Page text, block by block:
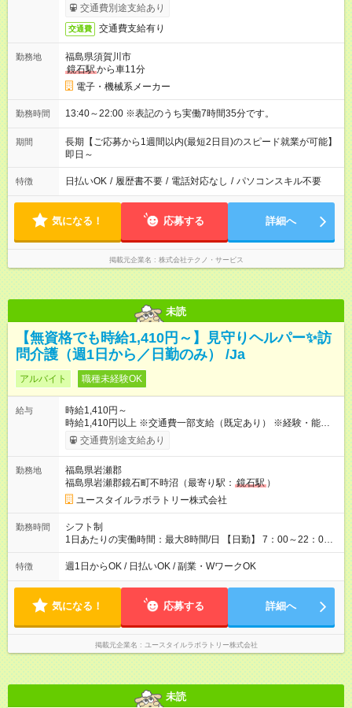
交通費別途支給あり
交通費 交通費支給有り
勤務地
福島県須賀川市
鏡石駅から車11分
電子・機械系メーカー
勤務時間 13:40～22:00 ※表記のうち実働7時間35分です。
期間
長期【ご応募から1週間以内(最短2日目)のスピード就業が可能】
即日～
特徴 日払いOK / 履歴書不要 / 電話対応なし / パソコンスキル不要
気になる！ 応募する 詳細へ
掲載元企業名 株式会社テクノ・サービス
未読
【無資格でも時給1,410円～】見守りヘルパー✨訪
問介護（週1日から／日勤のみ） /Ja
アルバイト 職種未経験OK
給与
時給1,410円～
時給1,410円以上 ※交通費一部支給（既定あり） ※経験・能力を
考慮して決定します 【収入例】 週1回勤務の場合：1,410円×8時
間×4回=4万5,120円 週3回勤務の場合：1,410円×8時間×12回
5,600円 【試用期間】試用期間あり 試用期間の長さ：2ヶ月
※ 雇用形態と給与に、本採用時と異なる部分があります。 雇用
形態：本採用時と同じです。 給与：時給 1,040円以上
交通費別途支給あり
勤務地
福島県岩瀬郡
福島県岩瀬郡鏡石町不時沼（最寄り駅： 鏡石駅 ）
ユースタイルラボラトリー株式会社
勤務時間
シフト制
1日あたりの実働時間：最大8時間/日 【日勤】 7：00～22：00
の間で8時間勤務（休憩時間は法定通り） ※週1日～OK ／ 夜勤
なし ＊＊ 勤務時間例 ＊＊ ■8時から17時 ■9時から18時 ■10
定（毎週同じ曜日勤務）
特徴 週1日からOK / 日払いOK / 副業・WワークOK
気になる！ 応募する 詳細へ
掲載元企業名 ユースタイルラボラトリー株式会社
未読